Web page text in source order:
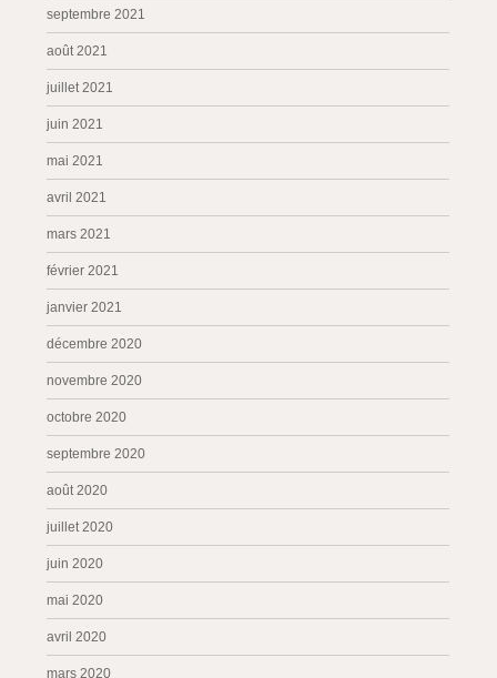
septembre 2021
août 2021
juillet 2021
juin 2021
mai 2021
avril 2021
mars 2021
février 2021
janvier 2021
décembre 2020
novembre 2020
octobre 2020
septembre 2020
août 2020
juillet 2020
juin 2020
mai 2020
avril 2020
mars 2020